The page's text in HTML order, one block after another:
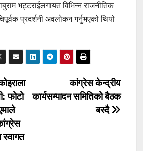
भट्टराईलगायत विभिन्न राजनीतिक
प्रदर्शनी अवलोकन गर्नुभएको थियो
कांग्रेस केन्द्रीय
कार्यसम्पादन समितिको बैठक
बस्दै
फोटो
स्वागत